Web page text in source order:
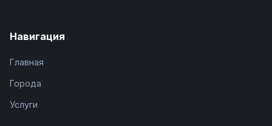
Навигация
Главная
Города
Услуги